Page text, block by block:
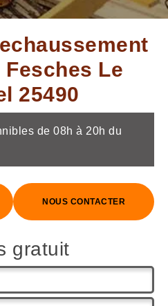
Le
25490
de 08h à 20h du
NOUS CONTACTER
gratuit